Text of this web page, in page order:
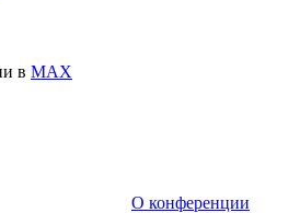
в МАХ
О конференции